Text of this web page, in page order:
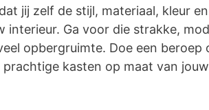
jij zelf de stijl, materiaal, kleur
Ga voor die strakke,
opbergruimte. Doe een beroep
kasten op maat van